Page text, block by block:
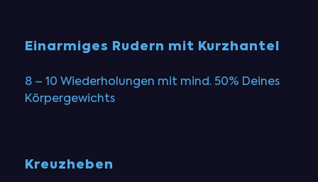
Einarmiges Rudern mit Kurzhantel
8 – 10 Wiederholungen mit mind. 50% Deines
Körpergewichts
Kreuzheben